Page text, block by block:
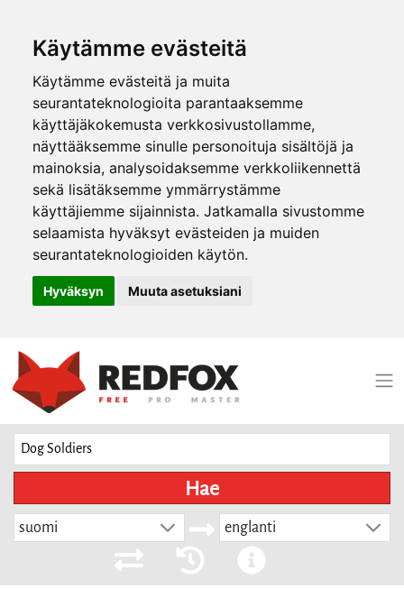
Käytämme evästeitä
Käytämme evästeitä ja muita
seurantateknologioita parantaaksemme
käyttäjäkokemusta verkkosivustollamme,
näyttääksemme sinulle personoituja sisältöjä ja
mainoksia, analysoidaksemme verkkoliikennettä
sekä lisätäksemme ymmärrystämme
käyttäjiemme sijainnista. Jatkamalla sivustomme
selaamista hyväksyt evästeiden ja muiden
seurantateknologioiden käytön.
Hyväksyn Muuta asetuksiani
Hae
suomi englanti